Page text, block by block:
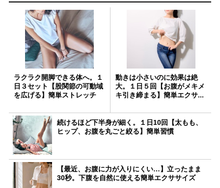
ラクラク開脚できる体へ。１
日３セット【股関節の可動域
を広げる】簡単ストレッチ
動きは小さいのに効果は絶
大。１日５回【お腹がメキメ
キ引き締まる】簡単エクサ...
続けるほど下半身が細く。１日10回【太もも、
ヒップ、お腹を丸ごと絞る】簡単習慣
【最近、お腹に力が入りにくい…】立ったまま
30秒。下腹を自然に使える簡単エクササイズ